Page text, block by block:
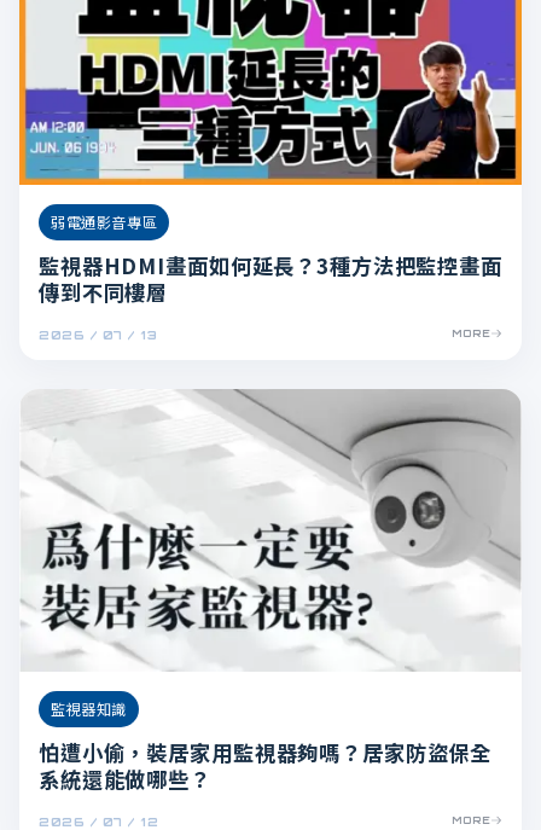
2026 / 07 / 13
弱電通影音專區
監視器HDMI畫面如何延長？3種方法把監控畫面
傳到不同樓層
MORE
2026 / 07 / 12
監視器知識
怕遭小偷，裝居家用監視器夠嗎？居家防盜保全
系統還能做哪些？
MORE